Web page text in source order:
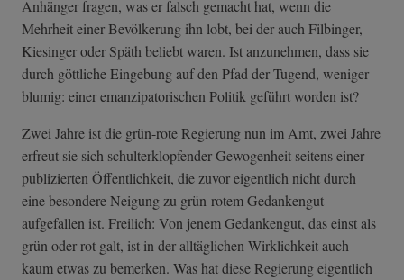
Anhänger fragen, was er falsch gemacht hat, wenn die
Mehrheit einer Bevölkerung ihn lobt, bei der auch Filbinger,
Kiesinger oder Späth beliebt waren. Ist anzunehmen, dass sie
durch göttliche Eingebung auf den Pfad der Tugend, weniger
blumig: einer emanzipatorischen Politik geführt worden ist?
Zwei Jahre ist die grün-rote Regierung nun im Amt, zwei Jahre
erfreut sie sich schulterklopfender Gewogenheit seitens einer
publizierten Öffentlichkeit, die zuvor eigentlich nicht durch
eine besondere Neigung zu grün-rotem Gedankengut
aufgefallen ist. Freilich: Von jenem Gedankengut, das einst als
grün oder rot galt, ist in der alltäglichen Wirklichkeit auch
kaum etwas zu bemerken. Was hat diese Regierung eigentlich